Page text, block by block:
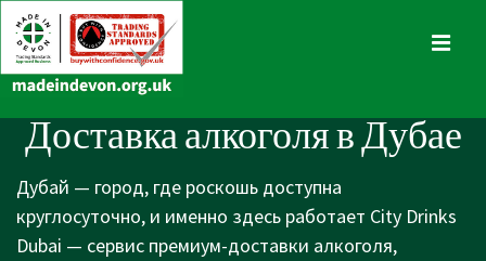
Skip
to
Content
Main
Navigation
Доставка алкоголя в Дубае
Дубай — город, где роскошь доступна
круглосуточно, и именно здесь работает City Drinks
Dubai — сервис премиум-доставки алкоголя,